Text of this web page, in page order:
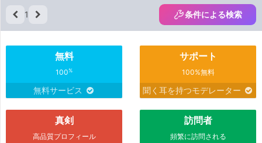
1 条件による検索
無料
100%
無料サービス
サポート
100%無料
聞く耳を持つモデレーター
真剣
高品質プロフィール
訪問者
頻繁に訪問される